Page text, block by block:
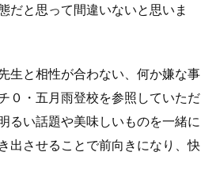
だと思って間違いないと思いま
生と相性が合わない、何か嫌な事
０・五月雨登校を参照していただ
るい話題や美味しいものを一緒に
出させることで前向きになり、快